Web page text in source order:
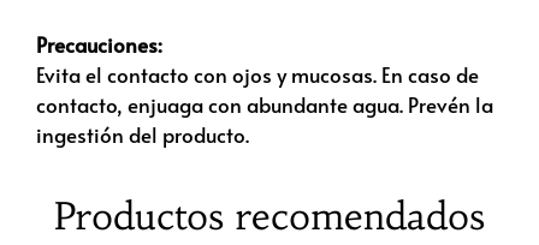
Precauciones:
Evita el contacto con ojos y mucosas. En caso de
contacto, enjuaga con abundante agua. Prevén la
ingestión del producto.
Productos recomendados